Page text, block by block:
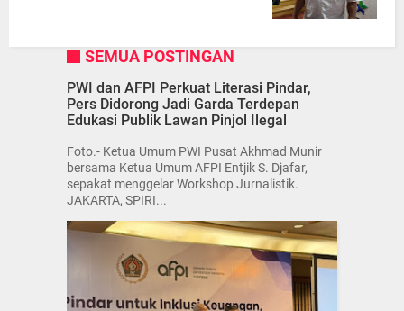
SEMUA POSTINGAN
PWI dan AFPI Perkuat Literasi Pindar,
Pers Didorong Jadi Garda Terdepan
Edukasi Publik Lawan Pinjol Ilegal
Foto.- Ketua Umum PWI Pusat Akhmad Munir
bersama Ketua Umum AFPI Entjik S. Djafar,
sepakat menggelar Workshop Jurnalistik.
JAKARTA, SPIRI...